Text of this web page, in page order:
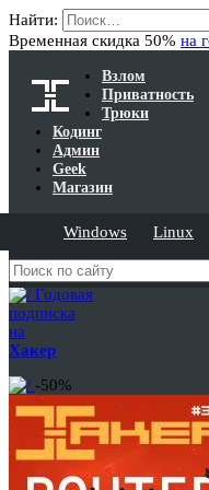
Найти:
Временная скидка 50% на
Взлом
Приватность
Трюки
Кодинг
Админ
Geek
Магазин
Windows Linux
Годовая
подписка
на
Хакер
-50%